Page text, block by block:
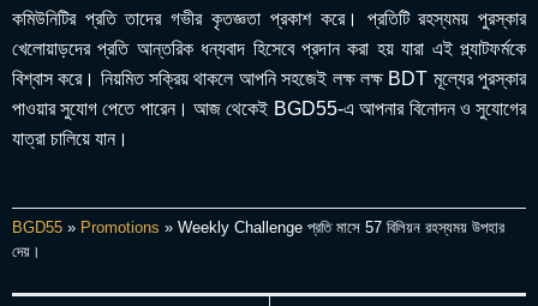
কমিউনিটির প্রতি তাদের গভীর কৃতজ্ঞতা প্রকাশ করে। প্রতিটি রহস্যময় পুরস্কার
খেলোয়াড়দের প্রতি আন্তরিক ধন্যবাদ হিসেবে প্রদান করা হয় যারা এই প্ল্যাটফর্মকে
বিশ্বাস করে। নিয়মিত সক্রিয় থাকলে আপনি সহজেই লক্ষ লক্ষ BDT মূল্যের পুরস্কার
পাওয়ার সুযোগ পেতে পারেন। আজ থেকেই BGD55-এ আপনার বিনোদন ও সুযোগের
যাত্রা চালিয়ে যান।
BGD55» Promotions » Weekly Challenge প্রতি মাসে 57 বিলিয়ন রহস্যময় উপহার
দেয়।